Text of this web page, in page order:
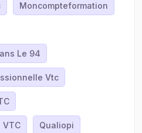
Moncompteformation
Le 94
Vtc
VTC Qualiopi